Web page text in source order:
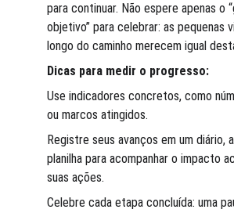
para continuar. Não espere apenas o
objetivo” para celebrar: as pequenas
longo do caminho merecem igual
Dicas para medir o progresso:
Use indicadores concretos, como
ou marcos atingidos.
Registre seus avanços em um diário,
planilha para acompanhar o impacto
suas ações.
Celebre cada etapa concluída: uma